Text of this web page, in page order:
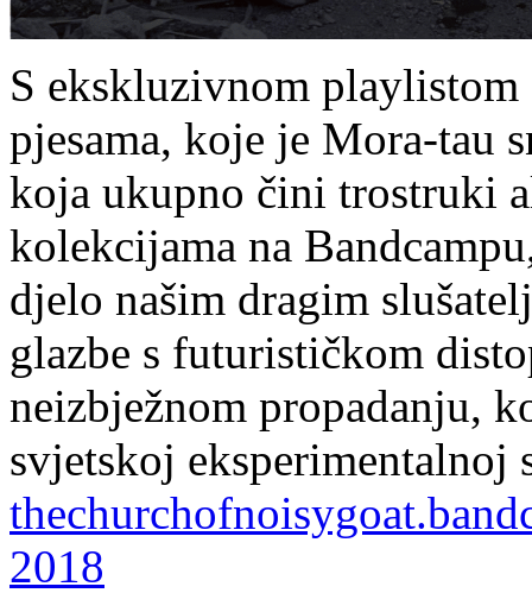
S ekskluzivnom
pjesama, koje je Mora-tau
koja ukupno čini trostruki
kolekcijama na
djelo našim dragim
glazbe s futurističkom
neizbježnom propadanju,
svjetskoj eksperimentalnoj
2018